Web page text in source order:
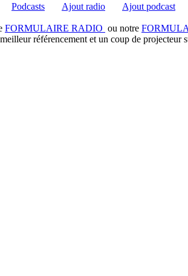
Podcasts Ajout radio Ajout podcast
FORMULAIRE RADIO ou notre
référencement et un coup de projecteur